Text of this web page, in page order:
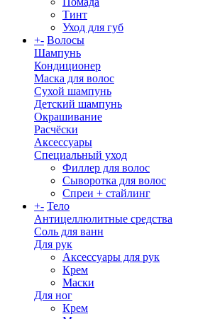
Тинт
Уход для губ
+- Волосы
Шампунь
Кондиционер
Маска для волос
Сухой шампунь
Детский шампунь
Окрашивание
Расчёски
Аксессуары
Специальный уход
Филлер для волос
Сыворотка для волос
Спреи + стайлинг
+- Тело
Антицеллюлитные средства
Соль для ванн
Для рук
Аксессуары для рук
Крем
Маски
Для ног
Крем